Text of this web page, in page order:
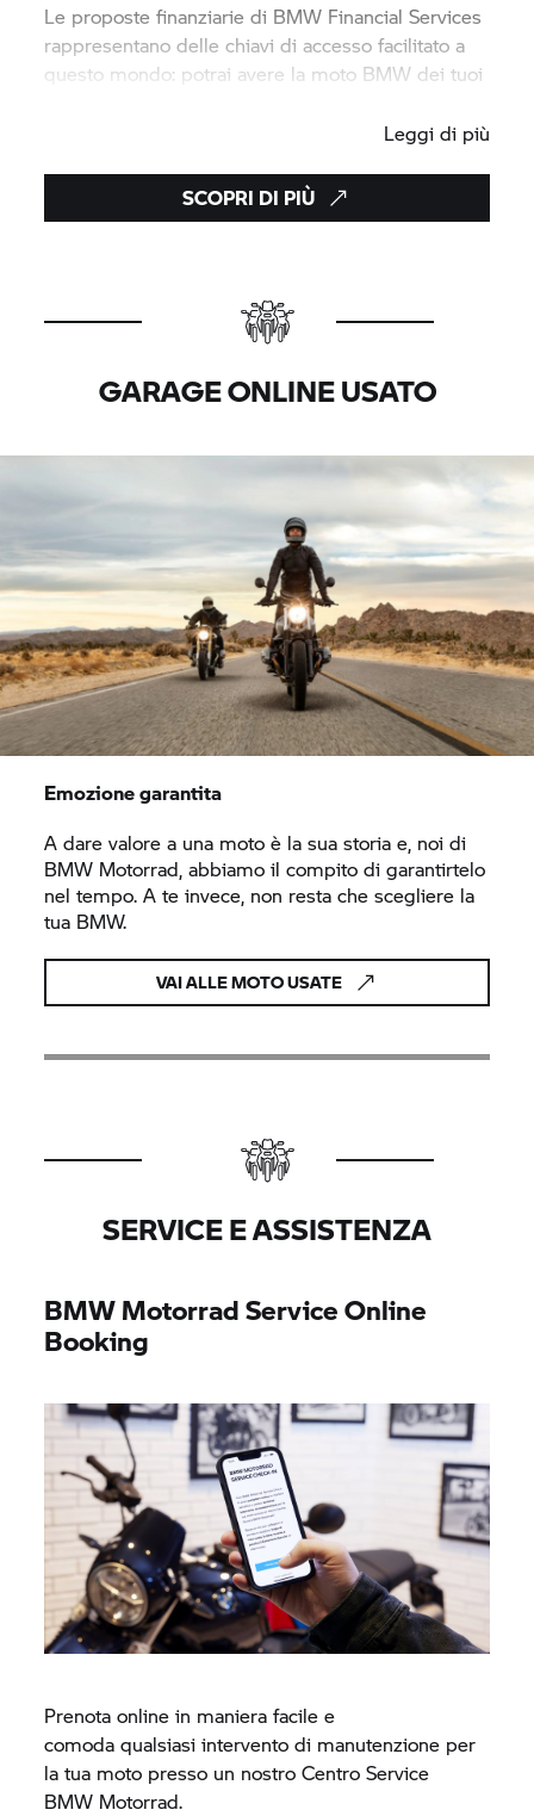
Le proposte finanziarie di BMW Financial Services
rappresentano delle chiavi di accesso facilitato a
questo mondo: potrai avere la moto BMW dei tuoi
Leggi di più
SCOPRI DI PIÙ
GARAGE ONLINE USATO
Emozione garantita
A dare valore a una moto è la sua storia e, noi di
BMW Motorrad, abbiamo il compito di garantirtelo
nel tempo. A te invece, non resta che scegliere la
tua BMW.
VAI ALLE MOTO USATE
SERVICE E ASSISTENZA
BMW MotorradService Online
Booking
Prenota online in maniera facile e
comoda qualsiasi intervento di manutenzione per
la tua moto presso un nostro Centro Service
BMW Motorrad.